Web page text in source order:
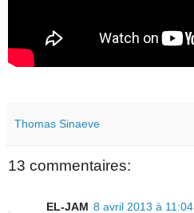
Thomas Sinaeve
13 commentaires:
EL-JAM 8 avril 2013 à 11:04